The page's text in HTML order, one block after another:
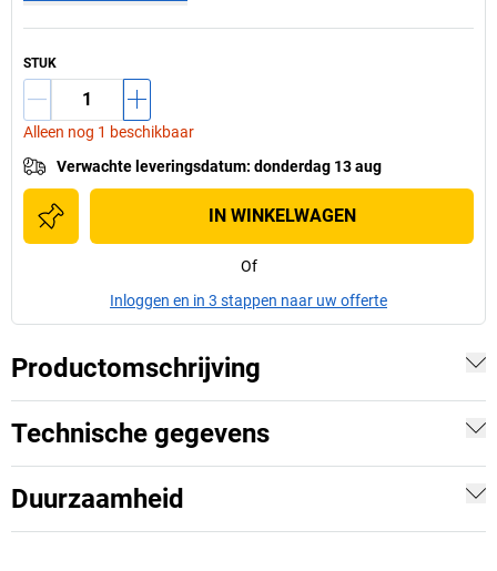
STUK
Alleen nog 1 beschikbaar
Verwachte leveringsdatum: donderdag 13 aug
IN WINKELWAGEN
Of
Inloggen en in 3 stappen naar uw offerte
Productomschrijving
Technische gegevens
Duurzaamheid